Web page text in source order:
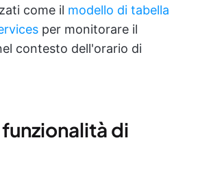
come il modello di tabella
per monitorare il
contesto dell'orario di
di